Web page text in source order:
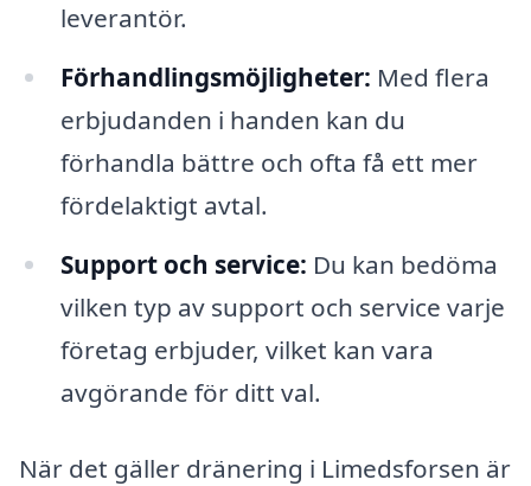
leverantör.
Förhandlingsmöjligheter: Med flera
erbjudanden i handen kan du
förhandla bättre och ofta få ett mer
fördelaktigt avtal.
Support och service: Du kan bedöma
vilken typ av support och service varje
företag erbjuder, vilket kan vara
avgörande för ditt val.
När det gäller dränering i Limedsforsen är